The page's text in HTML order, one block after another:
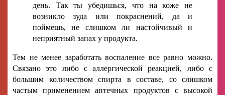
день. Так ты убедишься, что на коже не
возникло зуда или покраснений, да и
поймешь, не слишком ли настойчивый и
неприятный запах у продукта.
Тем не менее заработать воспаление все равно можно.
Связано это либо с аллергической реакцией, либо с
большим количеством спирта в составе, со слишком
частым применением аптечных продуктов с высокой